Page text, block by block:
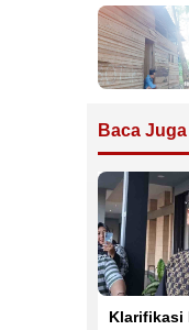
Baca Juga
Klarifikasi